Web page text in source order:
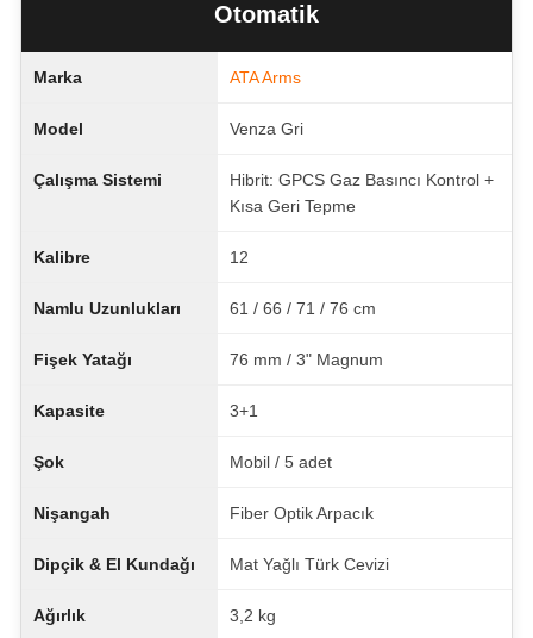
Otomatik
Marka ATA Arms
Model Venza Gri
Çalışma Sistemi
Hibrit: GPCS Gaz Basıncı Kontrol +
Kısa Geri Tepme
Kalibre 12
Namlu Uzunlukları 61 / 66 / 71 / 76 cm
Fişek Yatağı 76 mm / 3" Magnum
Kapasite 3+1
Şok Mobil / 5 adet
Nişangah Fiber Optik Arpacık
Dipçik & El Kundağı Mat Yağlı Türk Cevizi
Ağırlık 3,2 kg